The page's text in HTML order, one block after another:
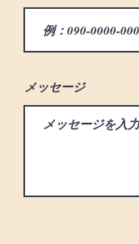
メッセージ